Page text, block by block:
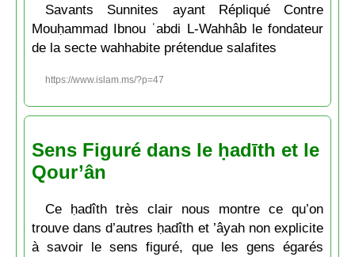
Savants Sunnites ayant Répliqué Contre
Mouḥammad Ibnou ʿabdi L-Wahhâb le fondateur
de la secte wahhabite prétendue salafites
https://www.islam.ms/?p=47
Sens Figuré dans le ḥadīth et le
Qour’ân
Ce ḥadîth très clair nous montre ce qu’on
trouve dans d’autres ḥadîth et ’âyah non explicite
à savoir le sens figuré, que les gens égarés